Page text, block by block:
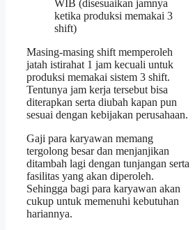
WIB (disesuaikan jamnya
ketika produksi memakai 3
shift)
Masing-masing shift memperoleh
jatah istirahat 1 jam kecuali untuk
produksi memakai sistem 3 shift.
Tentunya jam kerja tersebut bisa
diterapkan serta diubah kapan pun
sesuai dengan kebijakan perusahaan.
Gaji para karyawan memang
tergolong besar dan menjanjikan
ditambah lagi dengan tunjangan serta
fasilitas yang akan diperoleh.
Sehingga bagi para karyawan akan
cukup untuk memenuhi kebutuhan
hariannya.